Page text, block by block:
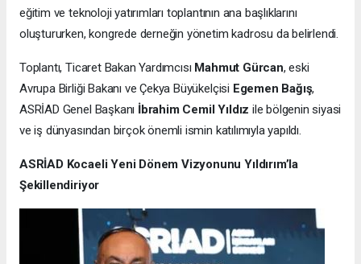
eğitim ve teknoloji yatırımları toplantının ana başlıklarını
oluştururken, kongrede derneğin yönetim kadrosu da belirlendi.
Toplantı, Ticaret Bakan Yardımcısı Mahmut Gürcan, eski
Avrupa Birliği Bakanı ve Çekya Büyükelçisi Egemen Bağış,
ASRİAD Genel Başkanı İbrahim Cemil Yıldız ile bölgenin siyasi
ve iş dünyasından birçok önemli ismin katılımıyla yapıldı.
ASRİAD Kocaeli Yeni Dönem Vizyonunu Yıldırım’la
Şekillendiriyor